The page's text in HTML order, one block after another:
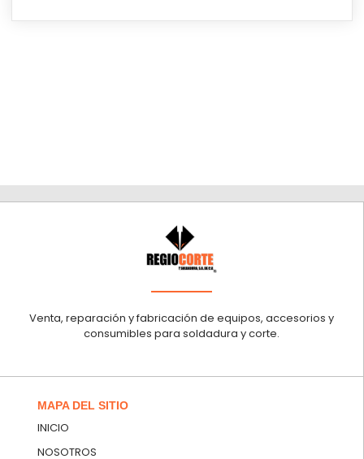
Venta, reparación y fabricación de equipos, accesorios y
consumibles para soldadura y corte.
MAPA DEL SITIO
INICIO
NOSOTROS